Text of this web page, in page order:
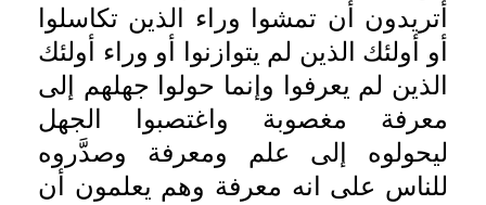
أتريدون أن تمشوا وراء الذين تكاسلوا
أو أولئك الذين لم يتوازنوا أو وراء أولئك
الذين لم يعرفوا وإنما حولوا جهلهم إلى
معرفة مغصوبة واغتصبوا الجهل
ليحولوه إلى علم ومعرفة وصدَّروه
للناس على انه معرفة وهم يعلمون أن